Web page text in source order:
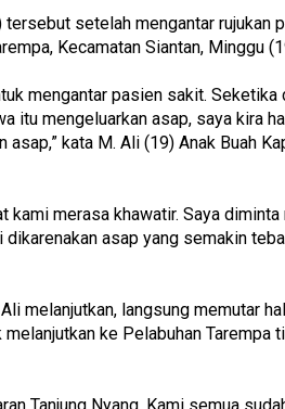
setelah mengantar rujukan
Kecamatan Siantan, Minggu
mengantar pasien sakit. Seketika
itu mengeluarkan asap, saya kira
kata M. Ali (19) Anak Buah
kami merasa khawatir. Saya
asap yang semakin
melanjutkan, langsung memutar
ke Pelabuhan Tarempa